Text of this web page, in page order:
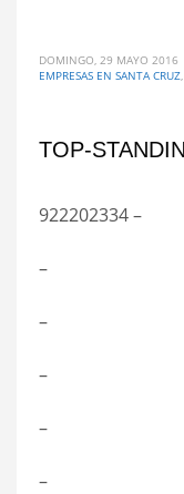
DOMINGO, 29 MAYO 2016
EMPRESAS EN SANTA CRUZ,
TOP-
922202334 –
–
–
–
–
–